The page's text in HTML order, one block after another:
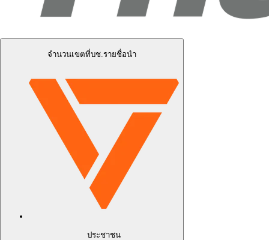
จำนวนเขตที่บช.รายชื่อนำ
ประชาชน